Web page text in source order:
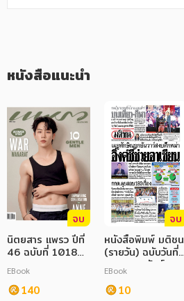
การเกษตร ชีววิทยา
เทคโนโลยี การสื่อสาร วิทยาศาสตร์
ภาษาศาสตร์
หนังสือเด็ก
การพัฒนาตนเอง
ความรู้ทั่วไป
การ์ตูนความรู้ การ์ตูน
การ์ตูนมังงะ (Manga)
หนังสือแนะนำ
จบ
นิตยสาร แพรว ปีที่
46 ฉบับที่ 1018
พฤษภาคม 2568
EBook
140
จบ
หนังสือพิมพ์ มติชน
(รายวัน) ฉบับวันที่
04 กุมภาพันธ์
2568
EBook
10